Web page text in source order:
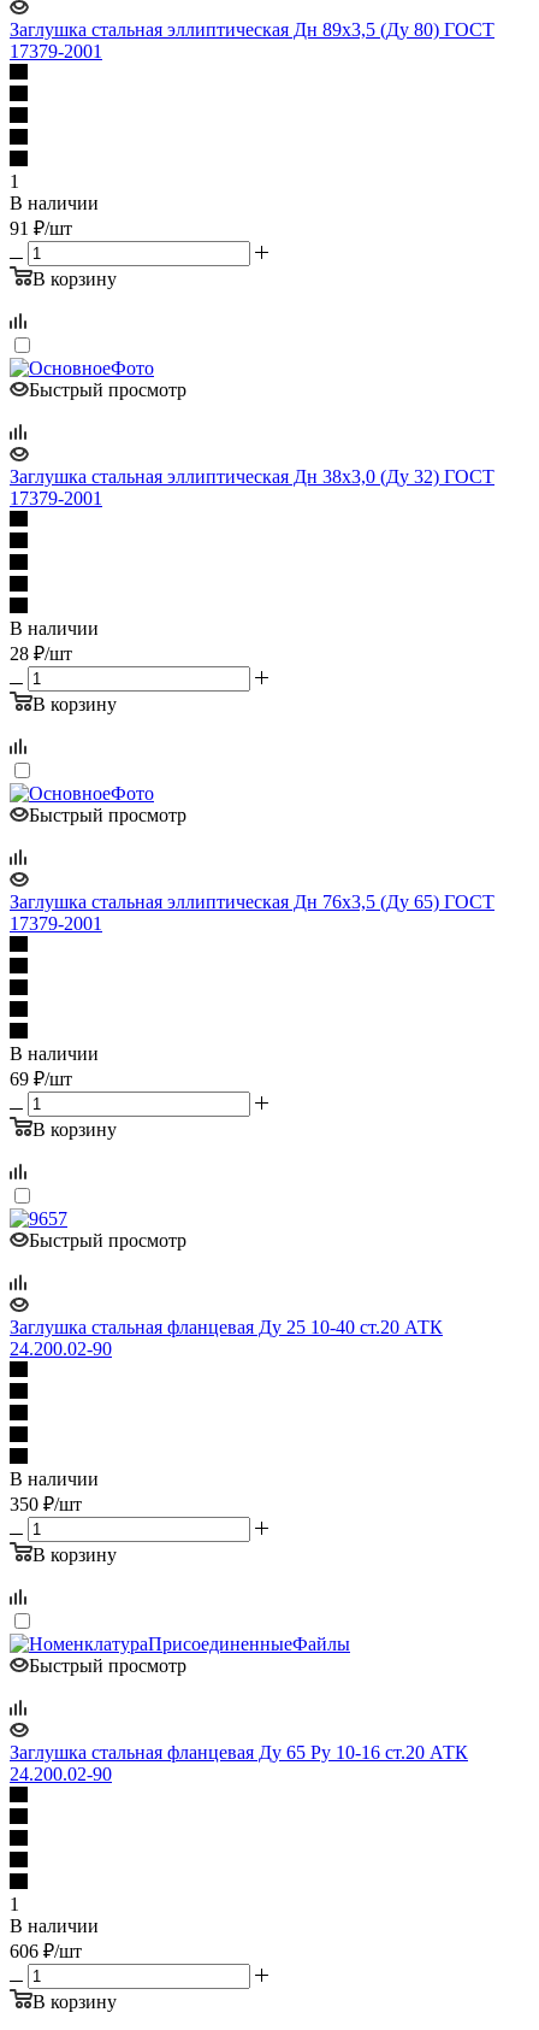
Заглушка стальная эллиптическая Дн 89х3,5 (Ду 80) ГОСТ
17379-2001
1
В наличии
91 ₽/шт
В корзину
Быстрый просмотр
Заглушка стальная эллиптическая Дн 38х3,0 (Ду 32) ГОСТ
17379-2001
В наличии
28 ₽/шт
В корзину
Быстрый просмотр
Заглушка стальная эллиптическая Дн 76х3,5 (Ду 65) ГОСТ
17379-2001
В наличии
69 ₽/шт
В корзину
Быстрый просмотр
Заглушка стальная фланцевая Ду 25 10-40 ст.20 АТК
24.200.02-90
В наличии
350 ₽/шт
В корзину
Быстрый просмотр
Заглушка стальная фланцевая Ду 65 Ру 10-16 ст.20 АТК
24.200.02-90
1
В наличии
606 ₽/шт
В корзину